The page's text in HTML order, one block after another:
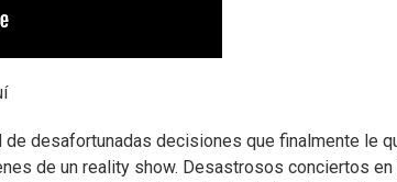
desafortunadas decisiones que finalmente le
de un reality show. Desastrosos conciertos